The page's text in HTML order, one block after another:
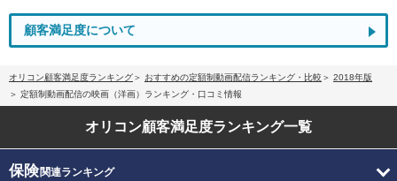
顧客満足度について
オリコン顧客満足度ランキング おすすめの定額制動画配信ランキング・比較
2018年版
定額制動画配信の映画（洋画）ランキング・口コミ情報
オリコン顧客満足度ランキング一覧
保険関連ランキング